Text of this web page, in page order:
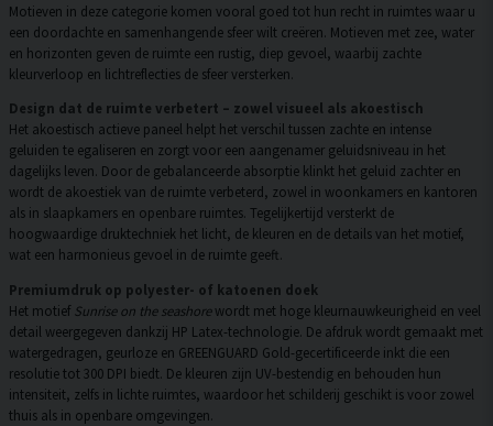
Motieven in deze categorie komen vooral goed tot hun recht in ruimtes waar u
een doordachte en samenhangende sfeer wilt creëren. Motieven met zee, water
en horizonten geven de ruimte een rustig, diep gevoel, waarbij zachte
kleurverloop en lichtreflecties de sfeer versterken.
Design dat de ruimte verbetert – zowel visueel als akoestisch
Het akoestisch actieve paneel helpt het verschil tussen zachte en intense
geluiden te egaliseren en zorgt voor een aangenamer geluidsniveau in het
dagelijks leven. Door de gebalanceerde absorptie klinkt het geluid zachter en
wordt de akoestiek van de ruimte verbeterd, zowel in woonkamers en kantoren
als in slaapkamers en openbare ruimtes. Tegelijkertijd versterkt de
hoogwaardige druktechniek het licht, de kleuren en de details van het motief,
wat een harmonieus gevoel in de ruimte geeft.
Premiumdruk op polyester- of katoenen doek
Het motief Sunrise on the seashorewordt met hoge kleurnauwkeurigheid en veel
detail weergegeven dankzij HP Latex-technologie. De afdruk wordt gemaakt met
watergedragen, geurloze en GREENGUARD Gold-gecertificeerde inkt die een
resolutie tot 300 DPI biedt. De kleuren zijn UV-bestendig en behouden hun
intensiteit, zelfs in lichte ruimtes, waardoor het schilderij geschikt is voor zowel
thuis als in openbare omgevingen.